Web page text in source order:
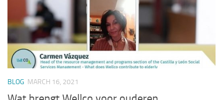
BLOG MARCH 16, 2021